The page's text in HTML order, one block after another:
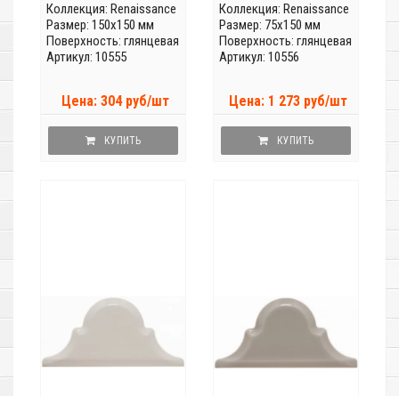
Коллекция: Renaissance
Размер: 150x150 мм
Поверхность: глянцевая
Артикул: 10555
Цена: 304 руб/шт
КУПИТЬ
Коллекция: Renaissance
Размер: 75x150 мм
Поверхность: глянцевая
Артикул: 10556
Цена: 1 273 руб/шт
КУПИТЬ